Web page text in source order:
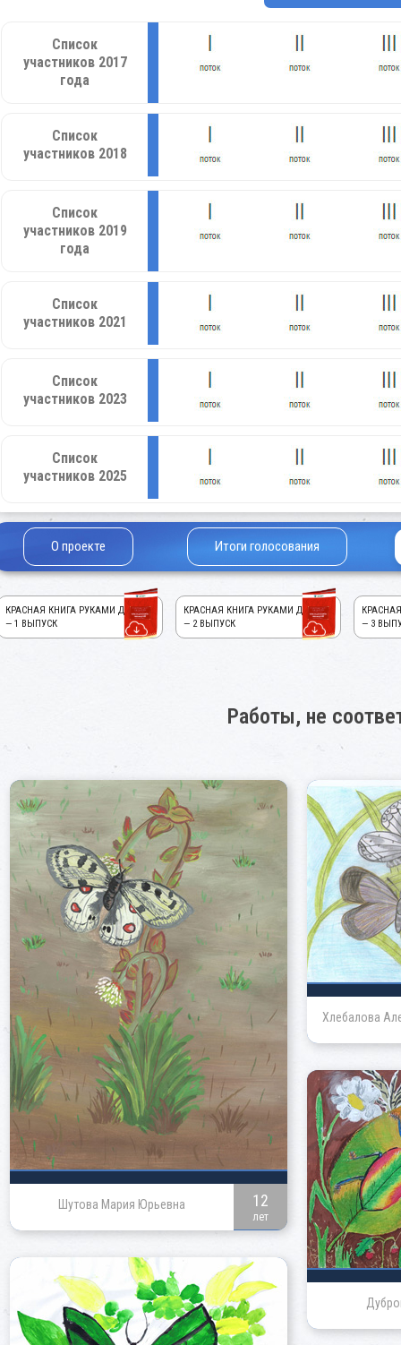
Список
участников 2017
года
Список
участников 2018
Список
участников 2019
года
Список
участников 2021
Список
участников 2023
Список
участников 2025
О проекте Итоги голосования
КРАСНАЯ КНИГА РУКАМИ ДЕТЕЙ!
— 1 ВЫПУСК
КРАСНАЯ КНИГА РУКАМИ ДЕТЕЙ!
— 2 ВЫПУСК
— 3
Работы, не
Шутова Мария Юрьевна 12
лет
Хлебалова